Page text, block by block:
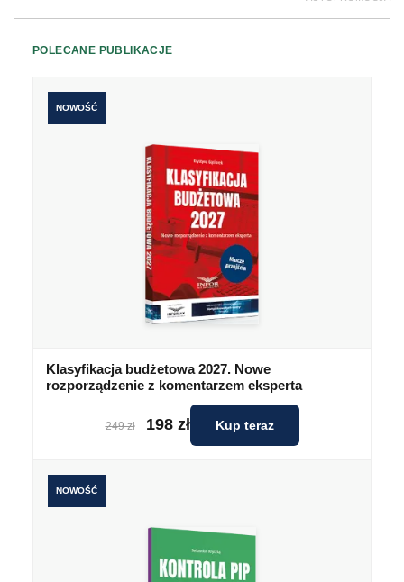
POLECANE PUBLIKACJE
NOWOŚĆ
Klasyfikacja budżetowa 2027. Nowe
rozporządzenie z komentarzem eksperta
249 zł 198 zł Kup teraz
NOWOŚĆ